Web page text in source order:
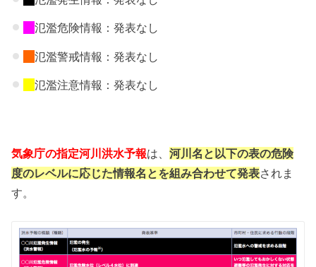
氾濫危険情報：発表なし
氾濫警戒情報：発表なし
氾濫注意情報：発表なし
気象庁の指定河川洪水予報は、河川名と以下の表の危険
度のレベルに応じた情報名とを組み合わせて発表されま
す。